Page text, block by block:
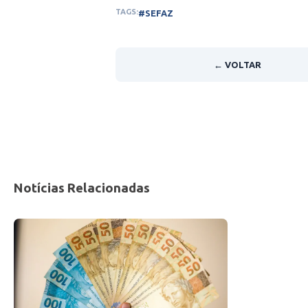
TAGS:#SEFAZ
← VOLTAR
Notícias Relacionadas